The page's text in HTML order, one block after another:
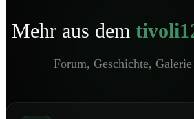
Mehr aus dem
Forum, Geschichte,